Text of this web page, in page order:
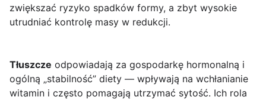
zwiększać ryzyko spadków formy, a zbyt wysokie
utrudniać kontrolę masy w redukcji.
Tłuszcze odpowiadają za gospodarkę hormonalną i
ogólną „stabilność” diety — wpływają na wchłanianie
witamin i często pomagają utrzymać sytość. Ich rola